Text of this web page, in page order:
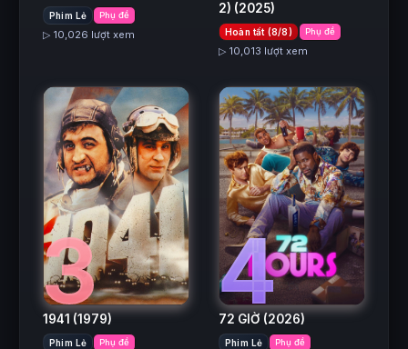
Phim Lẻ Phụ đề
▷ 10,026 lượt xem
2) (2025)
Hoàn tất (8/8) Phụ đề
▷ 10,013 lượt xem
3
1941 (1979)
Phim Lẻ Phụ đề
4
72 GIỜ (2026)
Phim Lẻ Phụ đề